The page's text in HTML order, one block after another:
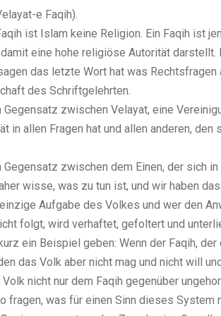
e Faqih).
ist Islam keine Religion. Ein Faqih ist
eine hohe religiöse Autorität
das letzte Wort hat was Rechtsfragen
des Schriftgelehrten.
Gegensatz zwischen Velayat, eine
in allen Fragen hat und allen anderen, den
Gegensatz zwischen dem Einen, der sich
wisse, was zu tun ist, und wir haben
Aufgabe des Volkes und wer den
folgt, wird verhaftet, gefoltert und
ein Beispiel geben: Wenn der Faqih,
das Volk aber nicht mag und nicht will
nicht nur dem Faqih gegenüber
fragen, was für einen Sinn dieses